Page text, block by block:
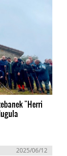
"Herri
2025/06/12